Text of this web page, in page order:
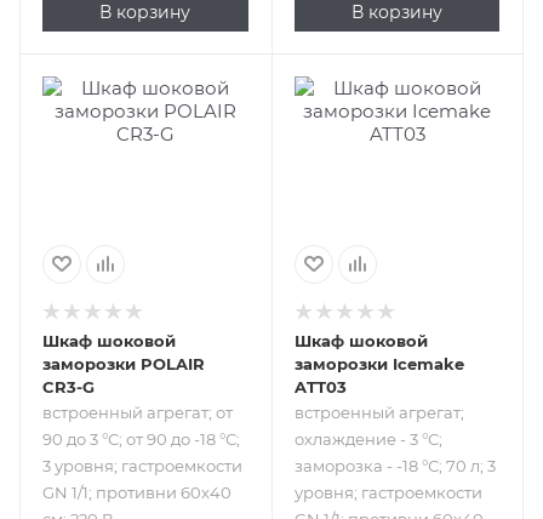
В корзину В корзину
Подпись к товару
встроенный
агрегат; от 90 до 3
60х40 см; 220 В
Шкаф шоковой
заморозки POLAIR
CR3-G
встроенный агрегат; от
90 до 3 °С; от 90 до -18 °С;
3 уровня; гастроемкости
GN 1/1; противни 60х40
Подпись к товару
встроенный
GN 1/1; противни
Шкаф шоковой
заморозки Icemake
ATT03
встроенный агрегат;
охлаждение - 3 °С;
заморозка - -18 °С; 70 л; 3
уровня; гастроемкости